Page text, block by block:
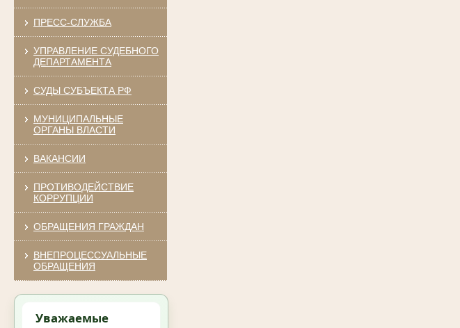
ПРЕСС-СЛУЖБА
УПРАВЛЕНИЕ СУДЕБНОГО
ДЕПАРТАМЕНТА
СУДЫ СУБЪЕКТА РФ
МУНИЦИПАЛЬНЫЕ
ОРГАНЫ ВЛАСТИ
ВАКАНСИИ
ПРОТИВОДЕЙСТВИЕ
КОРРУПЦИИ
ОБРАЩЕНИЯ ГРАЖДАН
ВНЕПРОЦЕССУАЛЬНЫЕ
ОБРАЩЕНИЯ
Уважаемые